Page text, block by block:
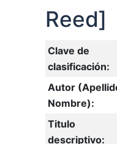
Reed]
Clave de
clasificación:
Autor
Nombre):
Titulo
descriptivo: